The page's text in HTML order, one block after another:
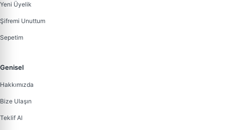
Yeni Üyelik
Şifremi Unuttum
Sepetim
Genisel
Hakkımızda
Bize Ulaşın
Teklif Al